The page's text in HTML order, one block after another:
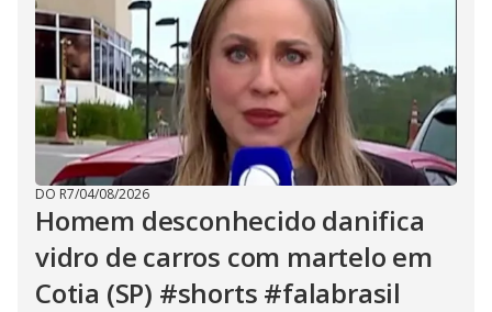
DO R7/04/08/2026
Homem desconhecido danifica
vidro de carros com martelo em
Cotia (SP) #shorts #falabrasil